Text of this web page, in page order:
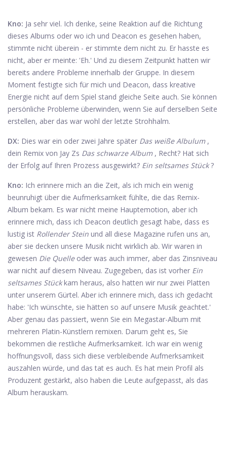
Kno: Ja sehr viel. Ich denke, seine Reaktion auf die Richtung
dieses Albums oder wo ich und Deacon es gesehen haben,
stimmte nicht überein - er stimmte dem nicht zu. Er hasste es
nicht, aber er meinte: 'Eh.' Und zu diesem Zeitpunkt hatten wir
bereits andere Probleme innerhalb der Gruppe. In diesem
Moment festigte sich für mich und Deacon, dass kreative
Energie nicht auf dem Spiel stand gleiche Seite auch. Sie können
persönliche Probleme überwinden, wenn Sie auf derselben Seite
erstellen, aber das war wohl der letzte Strohhalm.
DX: Dies war ein oder zwei Jahre später Das weiße Albulum ,
dein Remix von Jay Zs Das schwarze Album , Recht? Hat sich
der Erfolg auf Ihren Prozess ausgewirkt? Ein seltsames Stück?
Kno: Ich erinnere mich an die Zeit, als ich mich ein wenig
beunruhigt über die Aufmerksamkeit fühlte, die das Remix-
Album bekam. Es war nicht meine Hauptemotion, aber ich
erinnere mich, dass ich Deacon deutlich gesagt habe, dass es
lustig ist Rollender Stein und all diese Magazine rufen uns an,
aber sie decken unsere Musik nicht wirklich ab. Wir waren in
gewesen Die Quelleoder was auch immer, aber das Zinsniveau
war nicht auf diesem Niveau. Zugegeben, das ist vorher Ein
seltsames Stückkam heraus, also hatten wir nur zwei Platten
unter unserem Gürtel. Aber ich erinnere mich, dass ich gedacht
habe: 'Ich wünschte, sie hätten so auf unsere Musik geachtet.'
Aber genau das passiert, wenn Sie ein Megastar-Album mit
mehreren Platin-Künstlern remixen. Darum geht es, Sie
bekommen die restliche Aufmerksamkeit. Ich war ein wenig
hoffnungsvoll, dass sich diese verbleibende Aufmerksamkeit
auszahlen würde, und das tat es auch. Es hat mein Profil als
Produzent gestärkt, also haben die Leute aufgepasst, als das
Album herauskam.